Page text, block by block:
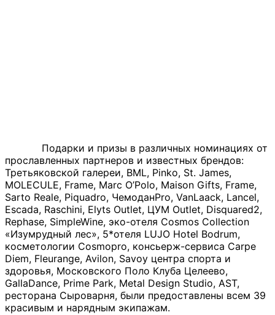
Подарки и призы в различных номинациях от
прославленных партнеров и известных брендов:
Третьяковской галереи, BML, Pinko, St. James,
MOLECULE, Frame, Marc O’Polo, Maison Gifts, Frame,
Sarto Reale, Piquadro, ЧемоданPro, VanLaack, Lancel,
Escada, Raschini, Elyts Outlet, ЦУМ Outlet, Disquared2,
Rephase, SimpleWine, эко-отеля Cosmos Collection
«Изумрудный лес», 5*отеля LUJO Hotel Bodrum,
косметологии Cosmopro, консьерж-сервиса Carpe
Diem, Fleurange, Avilon, Savoy центра спорта и
здоровья, Московского Поло Клуба Целеево,
GallaDance, Prime Park, Metal Design Studio, AST,
ресторана Сыроварня, были предоставлены всем 39
красивым и нарядным экипажам.